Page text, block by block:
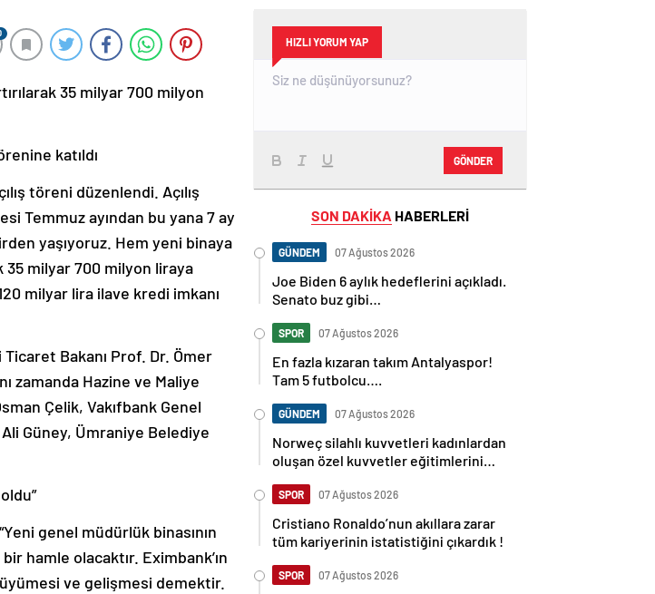
35 milyar 700 milyon
katıldı
töreni düzenlendi. Açılış
Temmuz ayından bu yana 7 ay
yaşıyoruz. Hem yeni binaya
35 milyar 700 milyon liraya
milyar lira ilave kredi imkanı
Bakanı Prof. Dr. Ömer
zamanda Hazine ve Maliye
Çelik, Vakıfbank Genel
Güney, Ümraniye Belediye
genel müdürlük binasının
hamle olacaktır. Eximbank’ın
ve gelişmesi demektir.
HIZLI YORUM YAP
GÖNDER
SON DAKİKA HABERLERİ
GÜNDEM 07 Ağustos 2026
Joe Biden 6 aylık hedeflerini açıkladı.
Senato buz gibi…
SPOR 07 Ağustos 2026
En fazla kızaran takım Antalyaspor!
Tam 5 futbolcu….
GÜNDEM 07 Ağustos 2026
Norweç silahlı kuvvetleri kadınlardan
oluşan özel kuvvetler eğitimlerini
SPOR 07 Ağustos 2026
Cristiano Ronaldo’nun akıllara zarar
tüm kariyerinin istatistiğini çıkardık !
SPOR 07 Ağustos 2026